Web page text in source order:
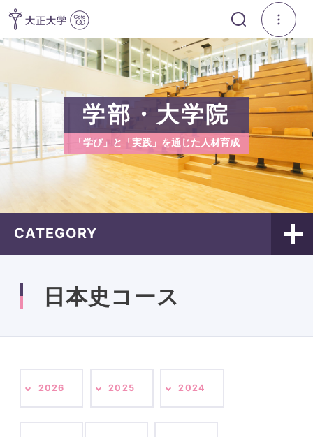
学部・大学院
「学び」と「実践」を通じた人材育成
CATEGORY
日本史コース
2026 2025 2024